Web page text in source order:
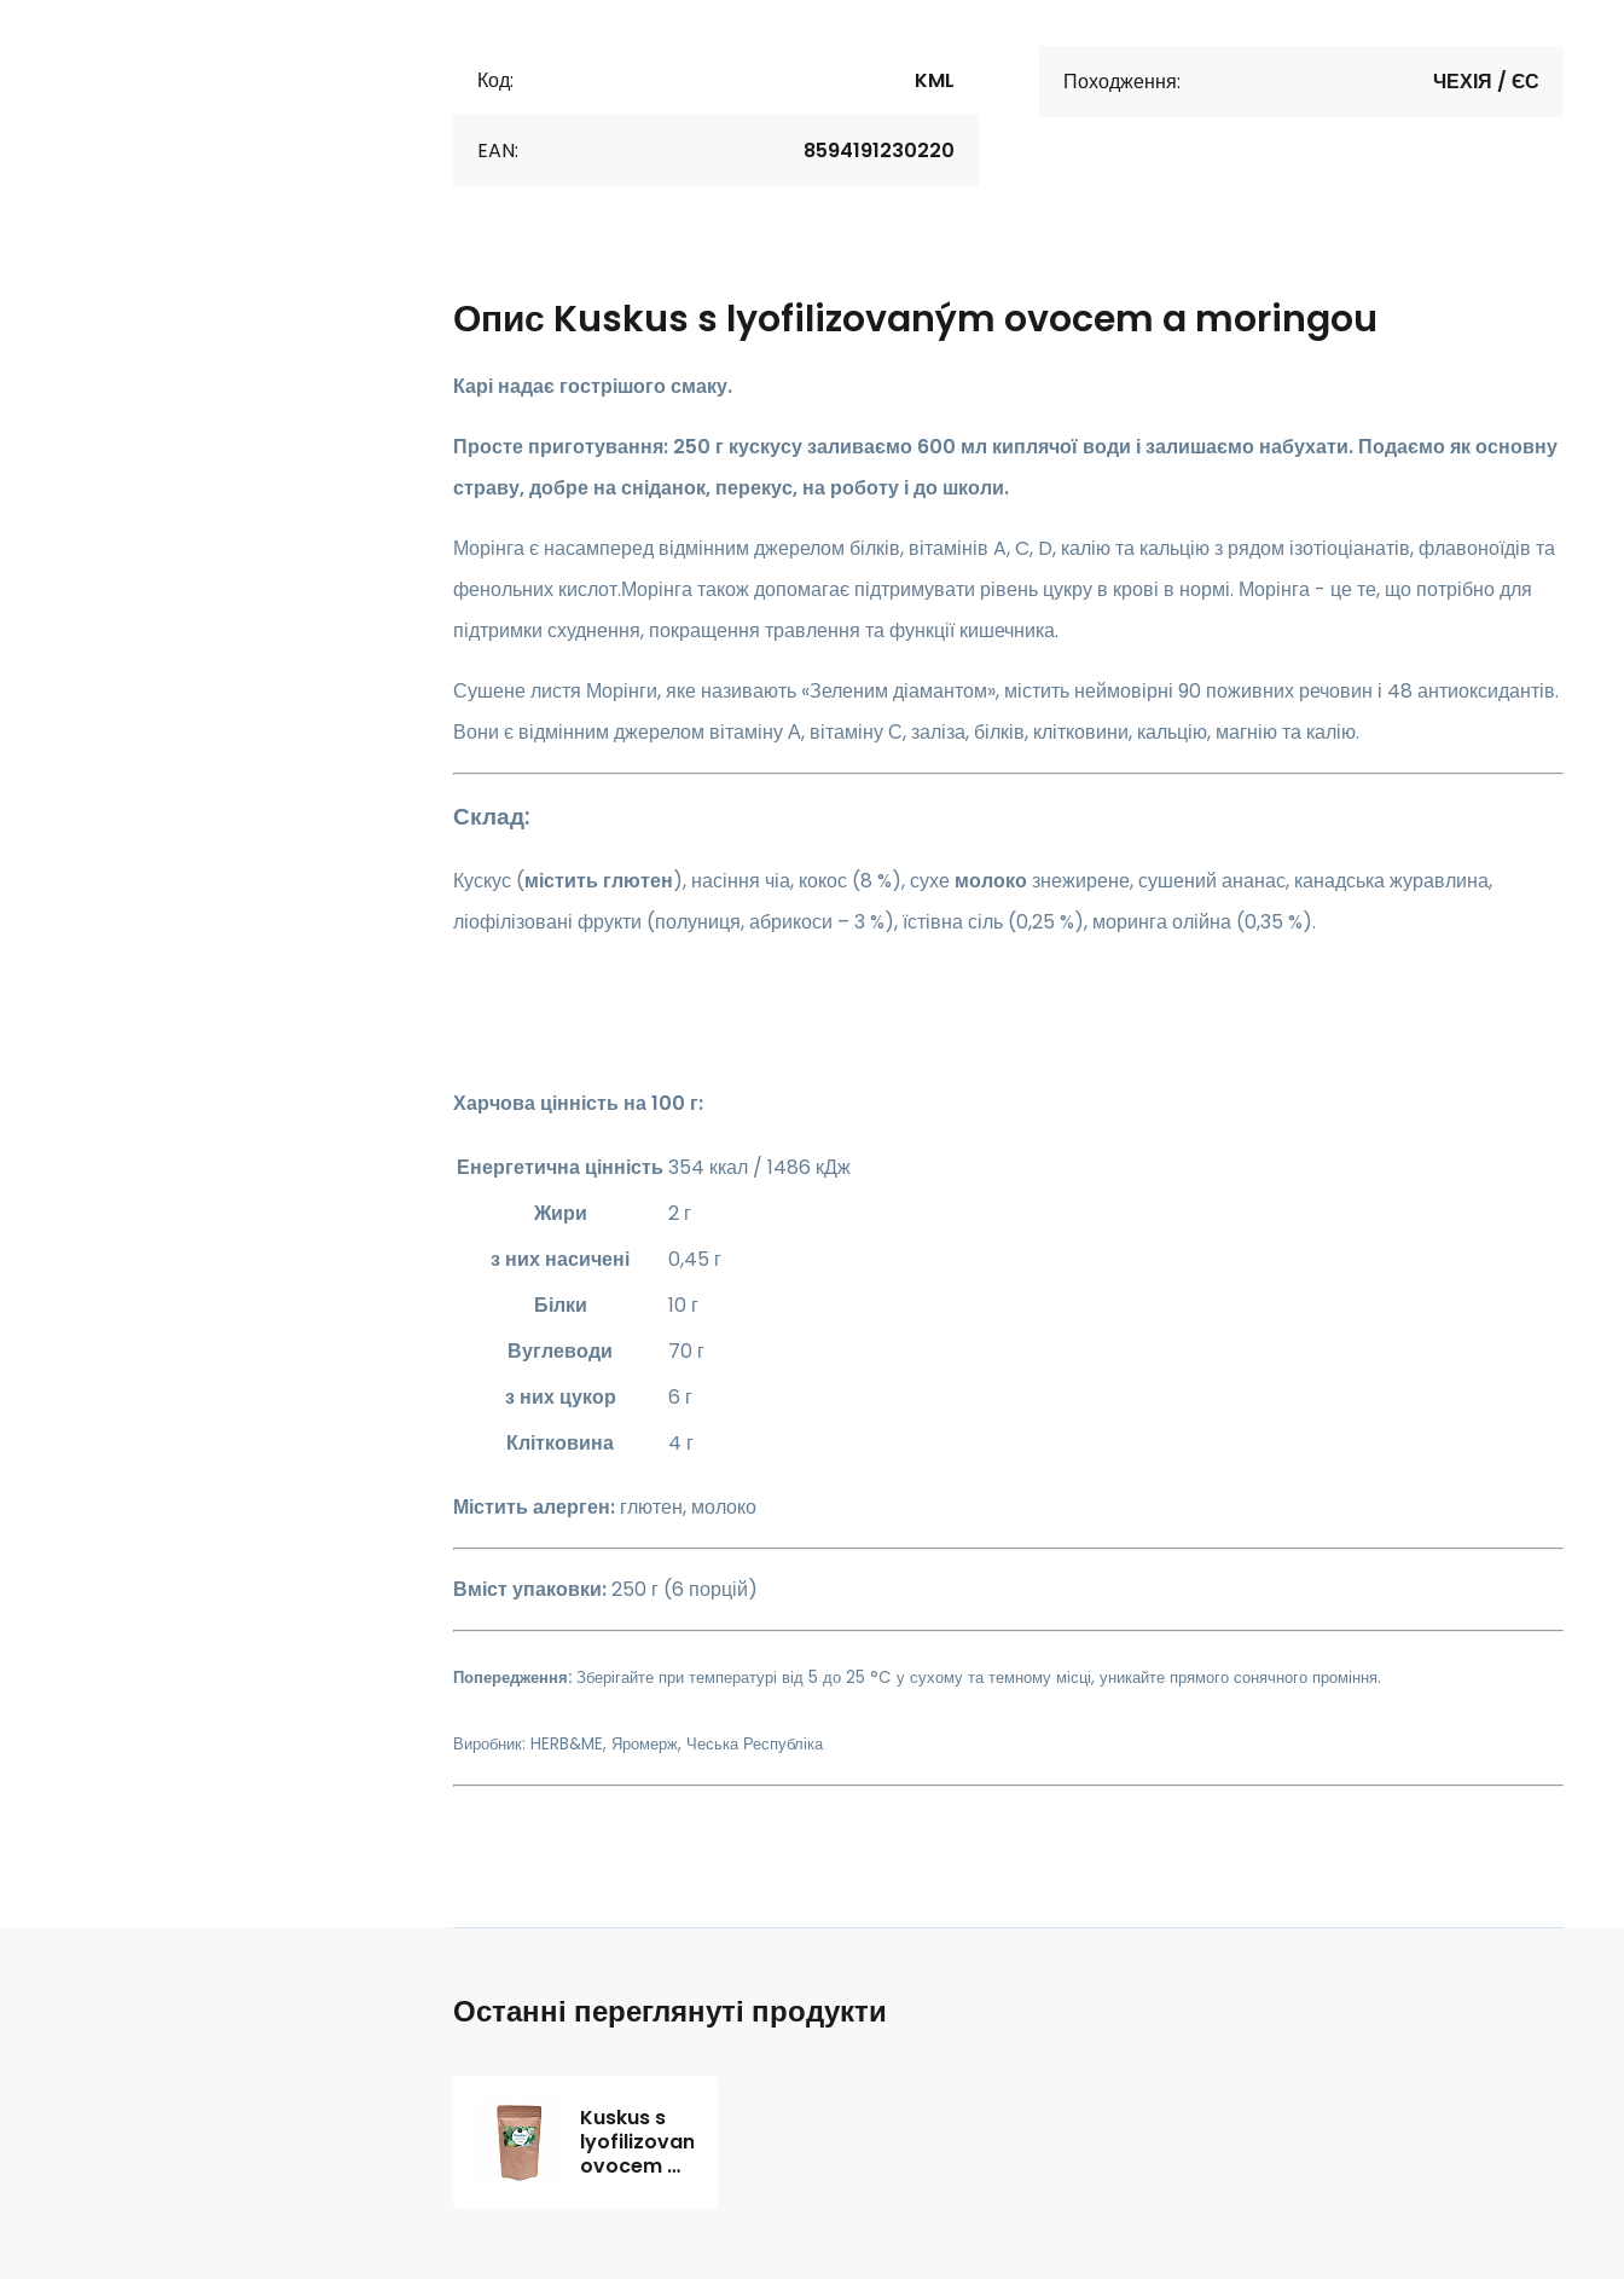
Код: KML
EAN: 8594191230220
Походження: ЧЕХІЯ / ЄС
Опис Kuskus s lyofilizovaným ovocem a moringou
Карі надає гострішого смаку.
Просте приготування: 250 г кускусу заливаємо 600 мл киплячої води і залишаємо набухати. Подаємо як основну
страву, добре на сніданок, перекус, на роботу і до школи.
Морінга є насамперед відмінним джерелом білків, вітамінів A, C, D, калію та кальцію з рядом ізотіоціанатів, флавоноїдів та
фенольних кислот.Морінга також допомагає підтримувати рівень цукру в крові в нормі. Морінга - це те, що потрібно для
підтримки схуднення, покращення травлення та функції кишечника.
Сушене листя Морінги, яке називають «Зеленим діамантом», містить неймовірні 90 поживних речовин і 48 антиоксидантів.
Вони є відмінним джерелом вітаміну А, вітаміну С, заліза, білків, клітковини, кальцію, магнію та калію.
Склад:
Кускус (містить глютен), насіння чіа, кокос (8 %), сухе молоко знежирене, сушений ананас, канадська журавлина,
ліофілізовані фрукти (полуниця, абрикоси – 3 %), їстівна сіль (0,25 %), моринга олійна (0,35 %).
Харчова цінність на 100 г:
Енергетична цінність 354 ккал / 1486 кДж
Жири
2 г
з них насичені
0,45 г
Білки
10 г
Вуглеводи
70 г
з них цукор
6 г
Клітковина
4 г
Містить алерген: глютен, молоко
Вміст упаковки:250 г (6 порцій)
Попередження: Зберігайте при температурі від 5 до 25 °C у сухому та темному місці, уникайте прямого сонячного проміння.
Виробник: HERB&ME, Яромерж, Чеська Республіка
Останні переглянуті продукти
Kuskus s
lyofilizovaným
ovocem a